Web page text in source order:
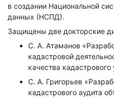
в создании Национальной
данных (НСПД).
Защищены две докторские
С. А. Атаманов
кадастровой
качества
С. А. Григорьев
кадастрового аудита